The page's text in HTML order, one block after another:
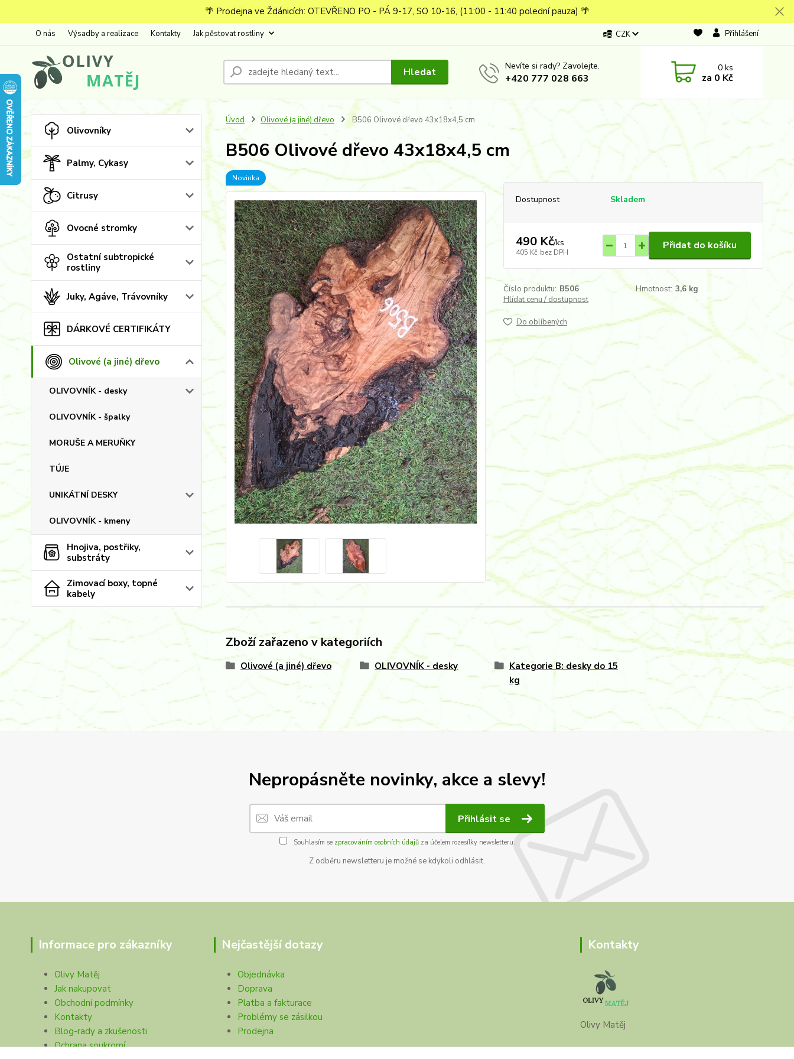
🌴 Prodejna ve Ždánicích: OTEVŘENO PO - PÁ 9-17, SO 10-16, (11:00 - 11:40 polední pauza) 🌴
O nás Výsadby a realizace Kontakty Jak pěstovat rostliny CZK Přihlášení
Hledat Nevíte si rady? Zavolejte.
+420 777 028 663
0ks
za 0 Kč
Olivovníky
Palmy, Cykasy
Citrusy
Ovocné stromky
Ostatní subtropické
rostliny
Juky, Agáve, Trávovníky
DÁRKOVÉ CERTIFIKÁTY
Olivové (a jiné) dřevo
OLIVOVNÍK - desky
OLIVOVNÍK - špalky
MORUŠE A MERUŇKY
TÚJE
UNIKÁTNÍ DESKY
OLIVOVNÍK - kmeny
Hnojiva, postřiky,
substráty
Zimovací boxy, topné
kabely
Úvod Olivové (a jiné) dřevo B506 Olivové dřevo 43x18x4,5 cm
B506 Olivové dřevo 43x18x4,5 cm
Novinka
Dostupnost Skladem
490 Kč/ks
405 Kč bez DPH
Přidat do košíku
Číslo produktu: B506 Hmotnost: 3,6 kg
Hlídat cenu / dostupnost
Do oblíbených
Zboží zařazeno v kategoriích
Olivové (a jiné) dřevo OLIVOVNÍK - desky
Kategorie B: desky do 15
kg
Nepropásněte novinky, akce a slevy!
Přihlásit se
Souhlasím se zpracováním osobních údajůza účelem rozesílky newsletteru.
Z odběru newsletteru je možné se kdykoli odhlásit.
Informace pro zákazníky
Olivy Matěj
Jak nakupovat
Obchodní podmínky
Kontakty
Blog-rady a zkušenosti
Ochrana soukromí
Nejčastější dotazy
Objednávka
Doprava
Platba a fakturace
Problémy se zásilkou
Prodejna
Kontakty
Olivy Matěj